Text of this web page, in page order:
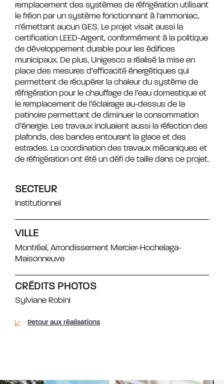
remplacement des systèmes de réfrigération utilisant
le fréon par un système fonctionnant à l’ammoniac,
n’émettant aucun GES. Le projet visait aussi la
certification LEED-Argent, conformément à la politique
de développement durable pour les édifices
municipaux. De plus, Unigesco a réalisé la mise en
place des mesures d’efficacité énergétiques qui
permettent de récupérer la chaleur du système de
réfrigération pour le chauffage de l’eau domestique et
le remplacement de l’éclairage au-dessus de la
patinoire permettant de diminuer la consommation
d’énergie. Les travaux incluaient aussi la réfection des
plafonds, des bandes entourant la glace et des
estrades. La coordination des travaux mécaniques et
de réfrigération ont été un défi de taille dans ce projet.
SECTEUR
Institutionnel
VILLE
Montréal, Arrondissement Mercier-Hochelaga-
Maisonneuve
CRÉDITS PHOTOS
Sylviane Robini
Retour aux réalisations